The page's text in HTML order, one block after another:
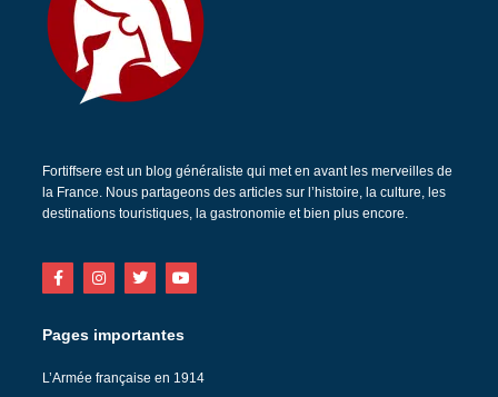
Fortiffsere est un blog généraliste qui met en avant les merveilles de
la France. Nous partageons des articles sur l’histoire, la culture, les
destinations touristiques, la gastronomie et bien plus encore.
Pages importantes
L’Armée française en 1914